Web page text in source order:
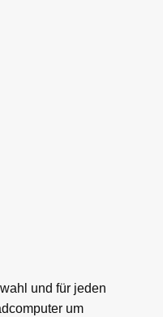
und für jeden
um